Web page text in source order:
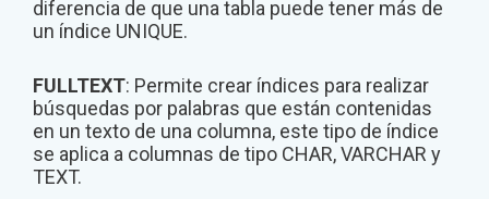
diferencia de que una tabla puede tener más de
un índice UNIQUE.
FULLTEXT: Permite crear índices para realizar
búsquedas por palabras que están contenidas
en un texto de una columna, este tipo de índice
se aplica a columnas de tipo CHAR, VARCHAR y
TEXT.